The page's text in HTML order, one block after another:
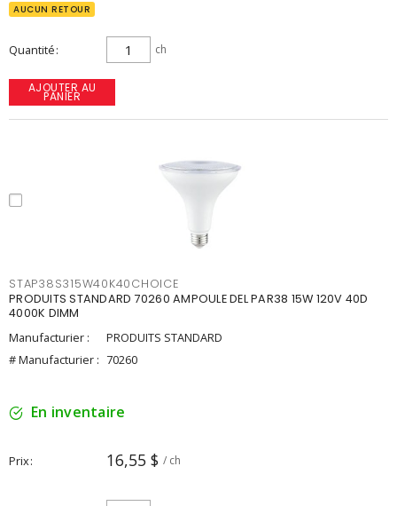
AUCUN RETOUR
Quantité ch
AJOUTER AU
PANIER
STAP38S315W40K40CHOICE
PRODUITS STANDARD 70260 AMPOULE DEL PAR38 15W 120V 40D
4000K DIMM
Manufacturier :
PRODUITS STANDARD
# Manufacturier : 70260
En inventaire
Prix 16,55 $ / ch